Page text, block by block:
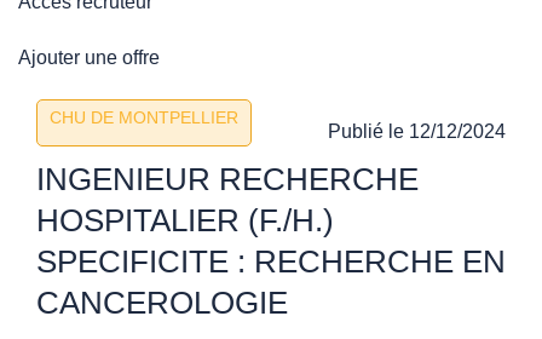
Ajouter une offre
CHU DE MONTPELLIER
Publié le 12/12/2024
INGENIEUR RECHERCHE
HOSPITALIER (F./H.)
SPECIFICITE : RECHERCHE EN
CANCEROLOGIE